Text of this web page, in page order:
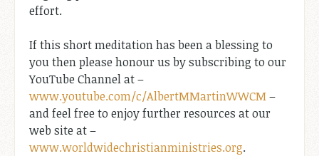
effort.
If this short meditation has been a blessing to
you then please honour us by subscribing to our
YouTube Channel at –
www.youtube.com/c/AlbertMMartinWWCM–
and feel free to enjoy further resources at our
web site at –
www.worldwidechristianministries.org.